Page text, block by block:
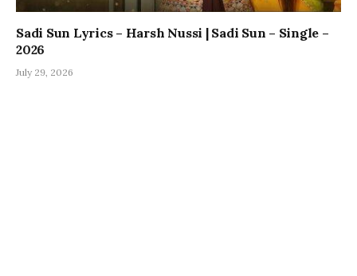
Sadi Sun Lyrics – Harsh Nussi | Sadi Sun – Single –
2026
July 29, 2026